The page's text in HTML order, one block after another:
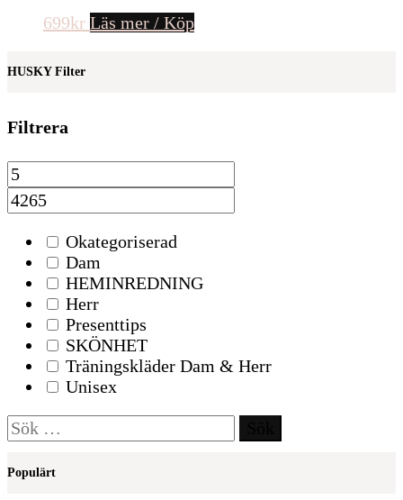
699kr Läs mer / Köp
HUSKY Filter
Filtrera
Okategoriserad
Dam
HEMINREDNING
Herr
Presenttips
SKÖNHET
Träningskläder Dam & Herr
Unisex
Sök
efter:
Populärt